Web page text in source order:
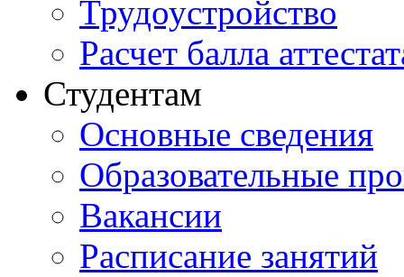
Трудоустройство
Расчет балла
Студентам
Основные сведения
Образовательные
Вакансии
Расписание занятий